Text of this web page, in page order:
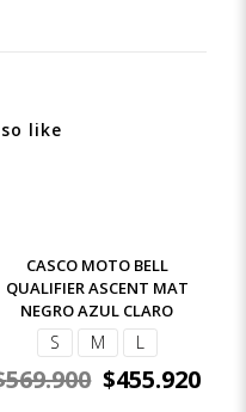
like
-20%
CASCO MOTO BELL
QUALIFIER ASCENT MAT
NEGRO AZUL CLARO
S M L
569.900 $455.920